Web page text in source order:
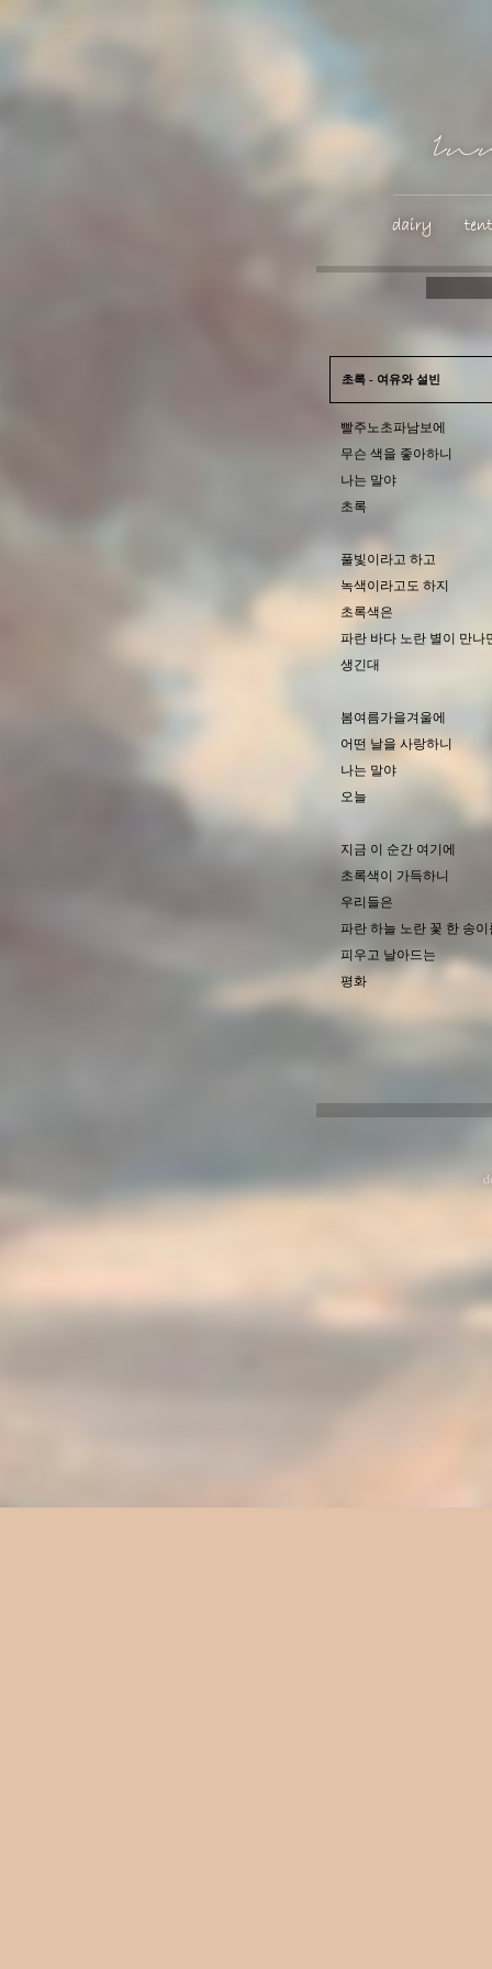
초록 - 여유와 설빈
빨주노초파남보에
무슨 색을 좋아하니
나는 말야
초록
풀빛이라고 하고
녹색이라고도 하지
초록색은
파란 바다 노란 별이 만나
생긴대
봄여름가을겨울에
어떤 날을 사랑하니
나는 말야
오늘
지금 이 순간 여기에
초록색이 가득하니
우리들은
파란 하늘 노란 꽃 한 송이
피우고 날아드는
평화